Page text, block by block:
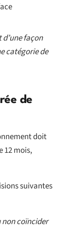
façon
catégorie de
de
doit
12 mois,
suivantes
non coïncider